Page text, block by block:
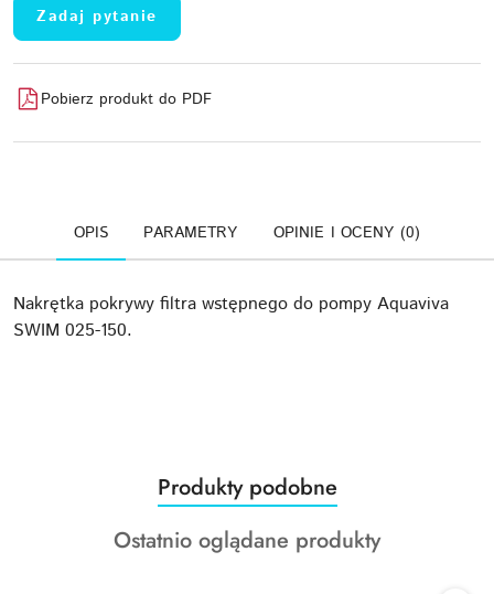
Zadaj pytanie
Pobierz produkt do PDF
OPIS PARAMETRY OPINIE I OCENY (0)
Nakrętka pokrywy filtra wstępnego do pompy Aquaviva
SWIM 025-150.
Pomiń karuzelę produktów
Produkty
o
statusie:
Produkty podobne
Produkty
Ostatnio oglądane produkty